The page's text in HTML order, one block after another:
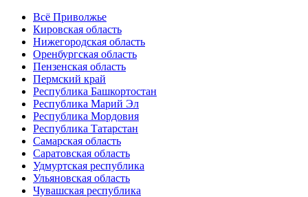
Всё Приволжье
Кировская область
Нижегородская область
Оренбургская область
Пензенская область
Пермский край
Республика Башкортостан
Республика Марий Эл
Республика Мордовия
Республика Татарстан
Самарская область
Саратовская область
Удмуртская республика
Ульяновская область
Чувашская республика